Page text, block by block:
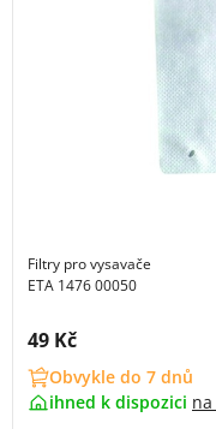
Filtry pro vysavače
ETA 1476 00050
Cena s DPH:
49 Kč
Obvykle do 7 dnů
ihned k dispozici na